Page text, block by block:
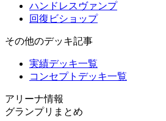
ハンドレスヴァンプ
回復ビショップ
その他のデッキ記事
実績デッキ一覧
コンセプトデッキ一覧
アリーナ情報
グランプリまとめ